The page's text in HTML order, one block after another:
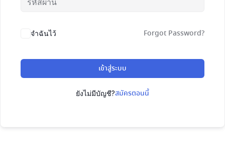
จำฉันไว้ Forgot Password?
เข้าสู่ระบบ
ยังไม่มีบัญชี?สมัครตอนนี้